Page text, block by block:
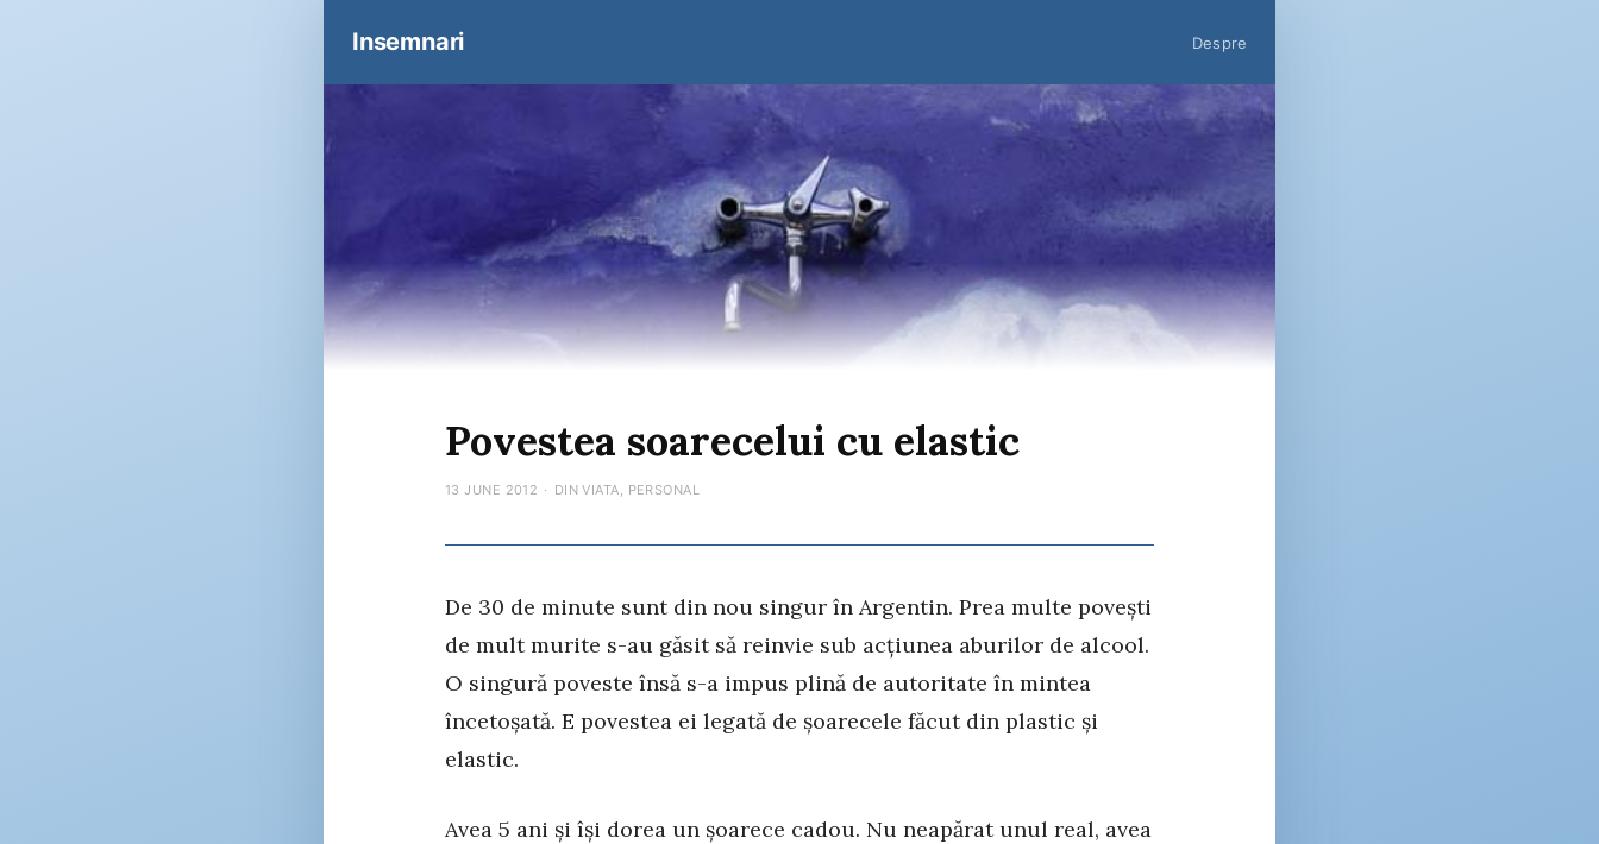
Insemnari Despre
Povestea soarecelui cu elastic
13 JUNE 2012 · DIN VIATA, PERSONAL
De 30 de minute sunt din nou singur în Argentin. Prea multe povești
de mult murite s-au găsit să reinvie sub acțiunea aburilor de alcool.
O singură poveste însă s-a impus plină de autoritate în mintea
încetoșată. E povestea ei legată de șoarecele făcut din plastic și
elastic.
Avea 5 ani și își dorea un șoarece cadou. Nu neapărat unul real, avea